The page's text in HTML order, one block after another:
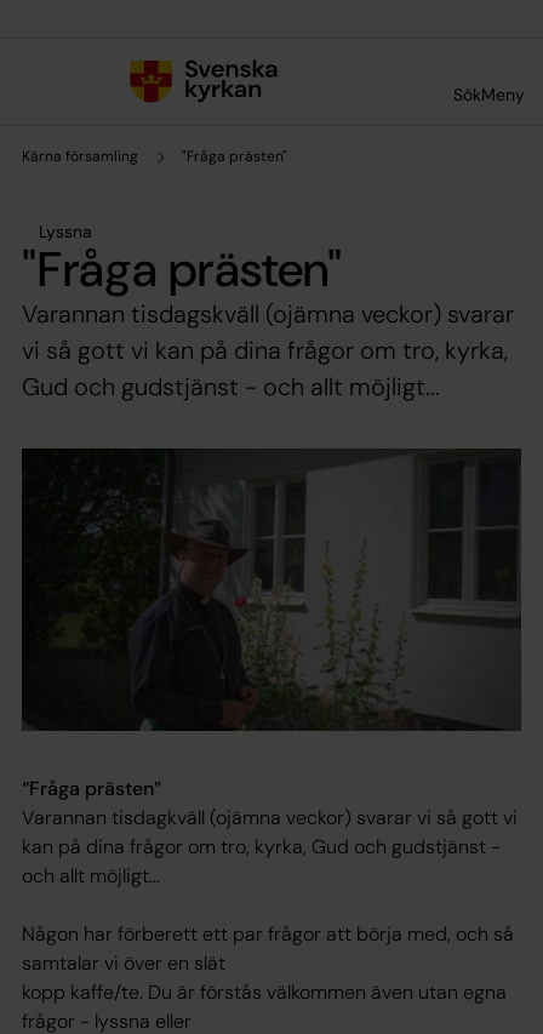
SökMeny
Kärna församling "Fråga prästen"
Lyssna
"Fråga prästen"
Varannan tisdagskväll (ojämna veckor) svarar
vi så gott vi kan på dina frågor om tro, kyrka,
Gud och gudstjänst - och allt möjligt...
“Fråga prästen”
Varannan tisdagkväll (ojämna veckor) svarar vi så gott vi
kan på dina frågor om tro, kyrka, Gud och gudstjänst -
och allt möjligt...
Någon har förberett ett par frågor att börja med, och så
samtalar vi över en slät
kopp kaffe/te. Du är förstås välkommen även utan egna
frågor - lyssna eller